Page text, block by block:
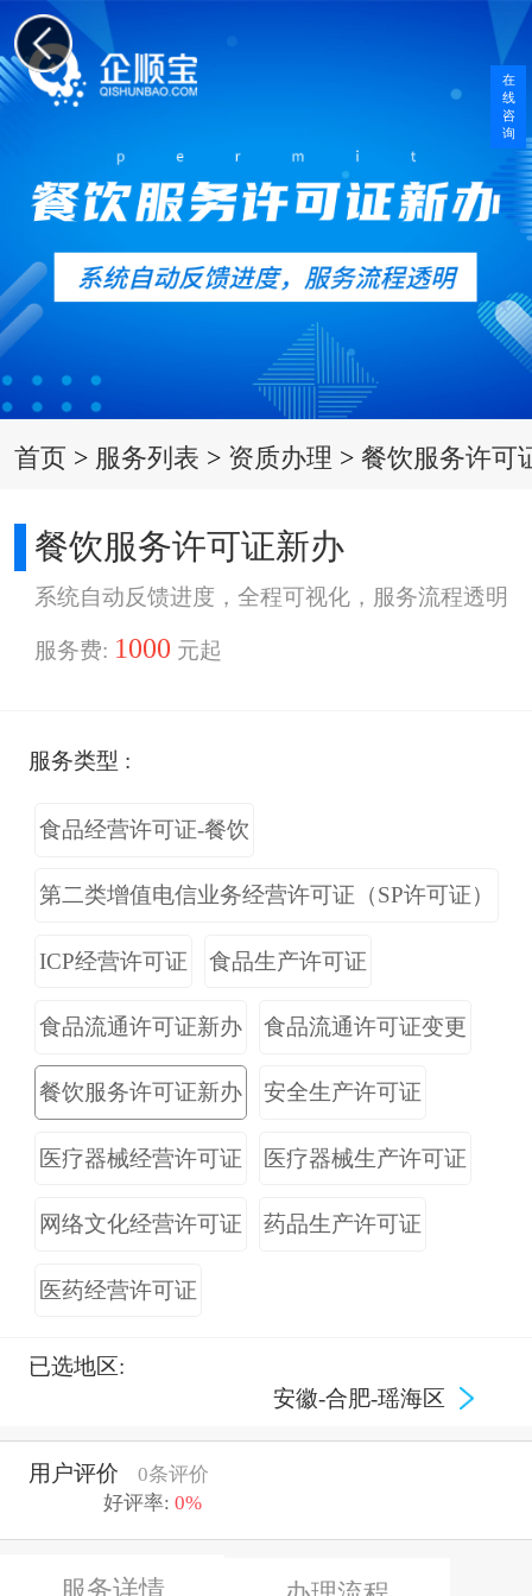
首页 > 服务列表 > 资质办理 >餐饮服务许可
餐饮服务许可证新办
系统自动反馈进度，全程可视化，服务流程透明
服务费: 1000 元起
服务类型 :
食品经营许可证-餐饮
第二类增值电信业务经营许可证（SP许可证）
ICP经营许可证 食品生产许可证
食品流通许可证新办 食品流通许可证变更
餐饮服务许可证新办 安全生产许可证
医疗器械经营许可证 医疗器械生产许可证
网络文化经营许可证 药品生产许可证
医药经营许可证
已选地区:
安徽-合肥-瑶海区
用户评价
0条评价
好评率: 0%
在
线
咨
询